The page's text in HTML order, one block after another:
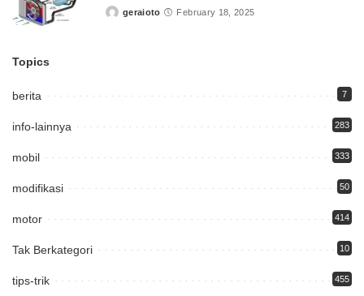
Postedgeraioto February 18, 2025
Topics
berita 7
info-lainnya 283
mobil 333
modifikasi 50
motor 414
Tak Berkategori 10
tips-trik 455